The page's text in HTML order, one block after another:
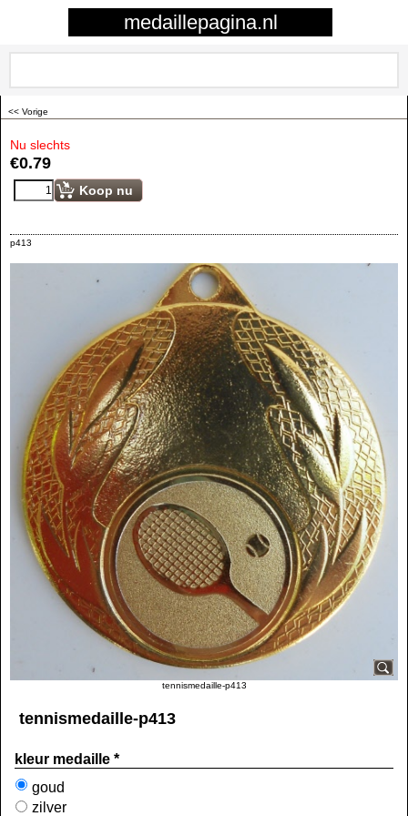
medaillepagina.nl
<< Vorige
Nu slechts
€0.79
Koop nu
p413
tennismedaille-p413
tennismedaille-p413
kleur medaille *
goud
zilver